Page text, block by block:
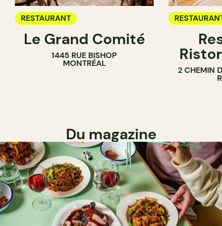
RESTAURANT
Le Grand Comité
1445 RUE BISHOP
MONTRÉAL
2 CHEMIN
Du magazine